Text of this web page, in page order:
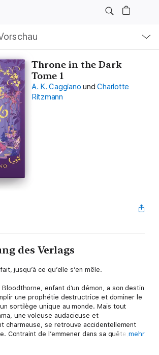
Throne in the Dark
Tome 1
A. K. Caggiano und Charlotte
Ritzmann
des Verlags
jusqu’à ce qu’elle s’en mêle.
enfant d’un démon, a son destin
une prophétie destructrice et dominer le
sortilège unique au monde. Mais tout
une voleuse audacieuse et
charmeuse, se retrouve accidentellement
Contraint de l’emmener dans sa quête,mehr